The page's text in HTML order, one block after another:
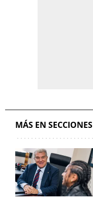
MÁS EN SECCIONES